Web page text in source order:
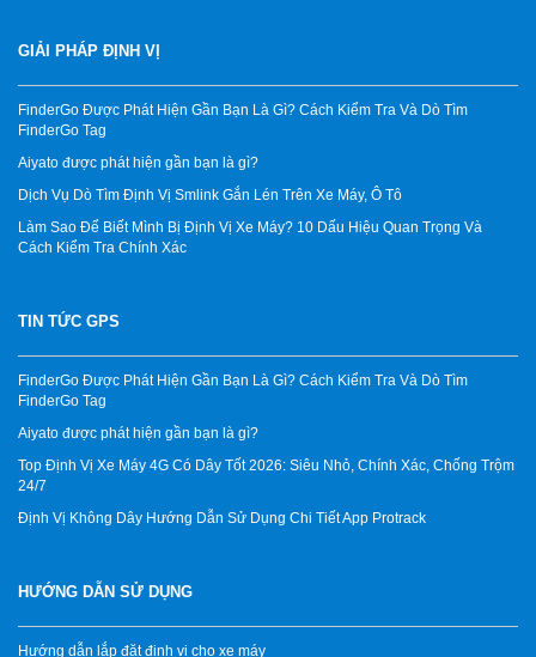
GIẢI PHÁP ĐỊNH VỊ
FinderGo Được Phát Hiện Gần Bạn Là Gì? Cách Kiểm Tra Và Dò Tìm
FinderGo Tag
Aiyato được phát hiện gần bạn là gì?
Dịch Vụ Dò Tìm Định Vị Smlink Gắn Lén Trên Xe Máy, Ô Tô
Làm Sao Để Biết Mình Bị Định Vị Xe Máy? 10 Dấu Hiệu Quan Trọng Và
Cách Kiểm Tra Chính Xác
TIN TỨC GPS
FinderGo Được Phát Hiện Gần Bạn Là Gì? Cách Kiểm Tra Và Dò Tìm
FinderGo Tag
Aiyato được phát hiện gần bạn là gì?
Top Định Vị Xe Máy 4G Có Dây Tốt 2026: Siêu Nhỏ, Chính Xác, Chống Trộm
24/7
Định Vị Không Dây Hướng Dẫn Sử Dụng Chi Tiết App Protrack
HƯỚNG DẪN SỬ DỤNG
Hướng dẫn lắp đặt định vị cho xe máy